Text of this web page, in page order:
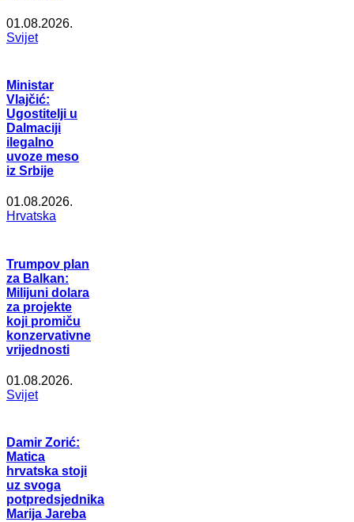
01.08.2026.
Svijet
Ministar
Vlajčić:
Ugostitelji u
Dalmaciji
ilegalno
uvoze meso
iz Srbije
01.08.2026.
Hrvatska
Trumpov plan
za Balkan:
Milijuni dolara
za projekte
koji promiču
konzervativne
vrijednosti
01.08.2026.
Svijet
Damir Zorić:
Matica
hrvatska stoji
uz svoga
potpredsjednika
Marija Jareba